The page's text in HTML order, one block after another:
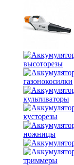
высоторезы
газонокосилки
культиваторы
кусторезы
ножницы
триммеры